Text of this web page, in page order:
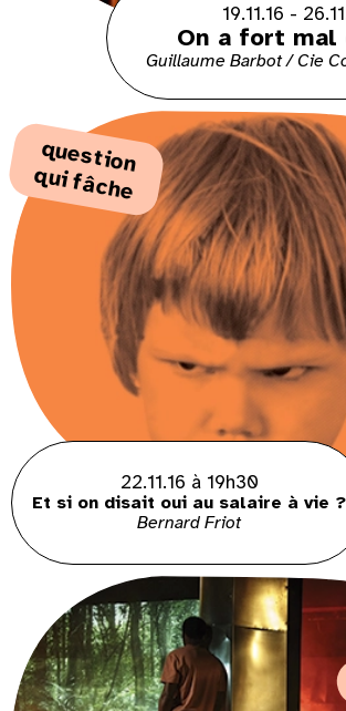
19.11.16 -
On a fort mal
Guillaume Barbot / Cie
q
ue
s
tio
n
q
ui fâ
che
22.11.16 à 19h30
Et si on disait oui au salaire à vie ?
Bernard Friot